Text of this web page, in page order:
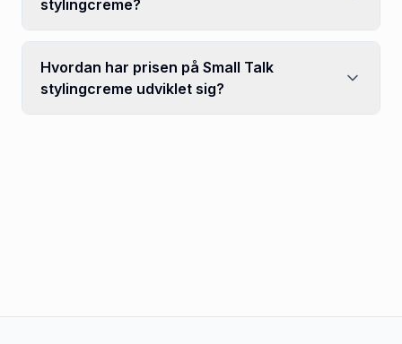
stylingcreme?
Hvordan har prisen på Small Talk
stylingcreme udviklet sig?